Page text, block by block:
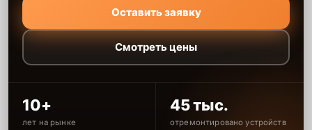
Оставить заявку
Смотреть цены
10+
лет на рынке
45 тыс.
отремонтировано устройств